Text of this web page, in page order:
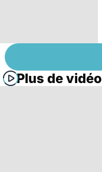
Plus de